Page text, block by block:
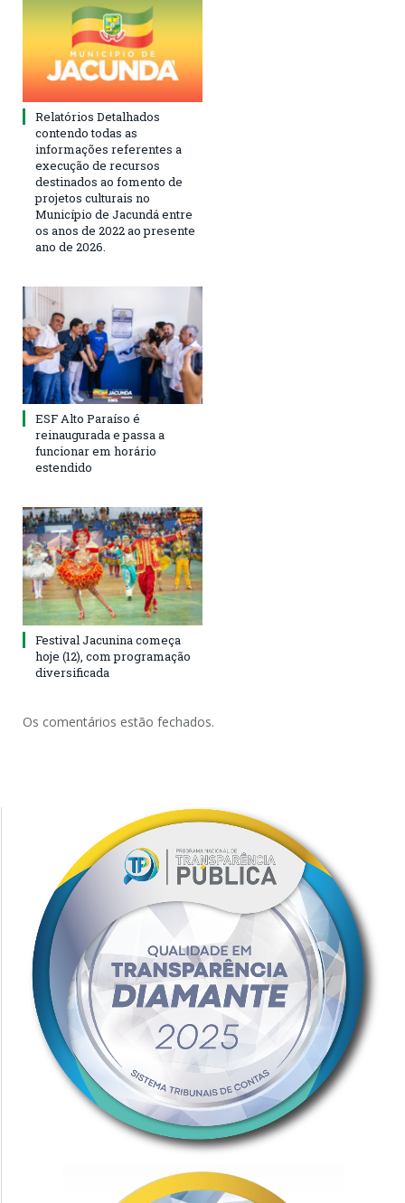
Relatórios Detalhados
contendo todas as
informações referentes a
execução de recursos
destinados ao fomento de
projetos culturais no
Município de Jacundá entre
os anos de 2022 ao presente
ano de 2026.
ESF Alto Paraíso é
reinaugurada e passa a
funcionar em horário
estendido
Festival Jacunina começa
hoje (12), com programação
diversificada
Os comentários estão fechados.